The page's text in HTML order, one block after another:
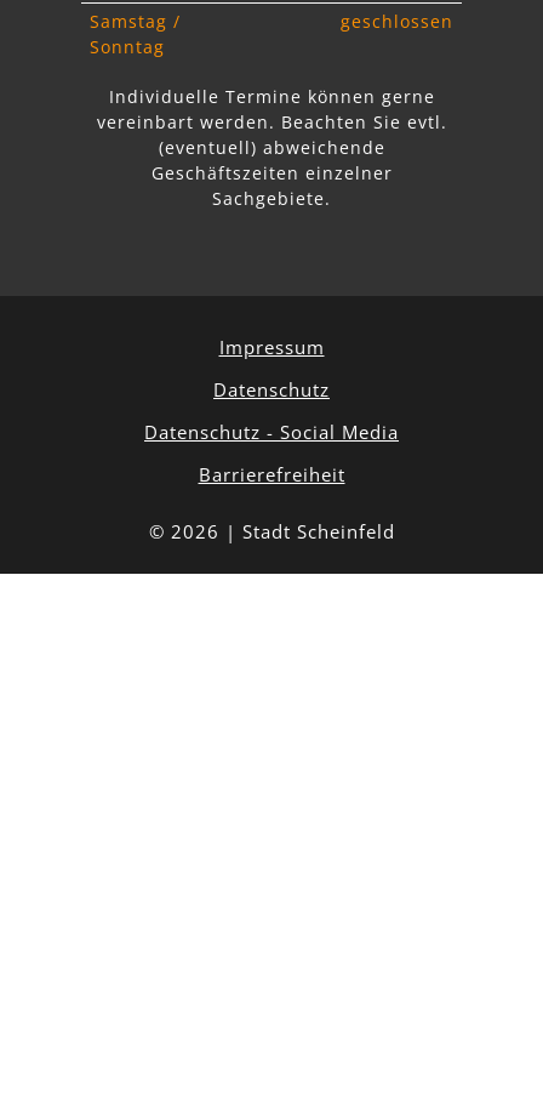
Samstag /
Sonntag
geschlossen
Individuelle Termine können gerne
vereinbart werden. Beachten Sie evtl.
abweichende
Geschäftszeiten einzelner
Sachgebiete.
Impressum
Datenschutz
Datenschutz - Social Media
Barrierefreiheit
© 2026 | Stadt Scheinfeld